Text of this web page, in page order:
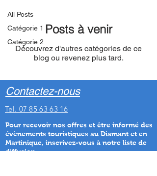
All Posts
Catégorie 1
Catégorie 2
Posts à venir
Découvrez d'autres catégories de ce
blog ou revenez plus tard.
Contactez-nous
Tel. 07 85 63 63 16
Pour recevoir nos offres et être informé des
évènements touristiques au Diamant et en
Martinique, inscrivez-vous à notre liste de
diffusion